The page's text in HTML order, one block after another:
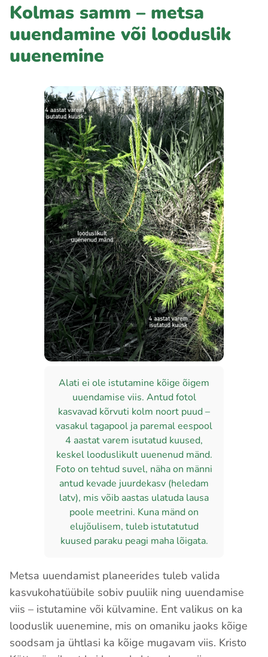
Kolmas samm – metsa
uuendamine või looduslik
uuenemine
Alati ei ole istutamine kõige õigem
uuendamise viis. Antud fotol
kasvavad kõrvuti kolm noort puud –
vasakul tagapool ja paremal eespool
4 aastat varem isutatud kuused,
keskel looduslikult uuenenud mänd.
Foto on tehtud suvel, näha on männi
antud kevade juurdekasv (heledam
latv), mis võib aastas ulatuda lausa
poole meetrini. Kuna mänd on
elujõulisem, tuleb istutatutud
kuused paraku peagi maha lõigata.
Metsa uuendamist planeerides tuleb valida
kasvukohatüübile sobiv puuliik ning uuendamise
viis – istutamine või külvamine. Ent valikus on ka
looduslik uuenemine, mis on omaniku jaoks kõige
soodsam ja ühtlasi ka kõige mugavam viis. Kristo